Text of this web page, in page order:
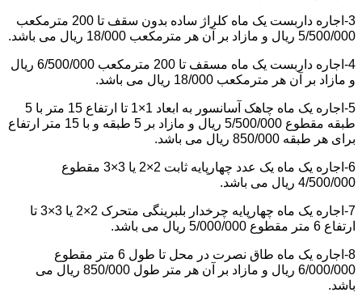
3-اجاره داربست یک ماه کلراژ ساده بدون سقف تا 200 مترمکعب
5/500/000 ریال و مازاد بر آن هر مترمکعب 18/000 ریال می باشد.
4-اجاره داربست یک ماه مسقف تا 200 مترمکعب 6/500/000 ریال
و مازاد بر آن هر مترمکعب 18/000 ریال می باشد.
5-اجاره یک ماه چاهک آسانسور به ابعاد 1×1 تا ارتفاع 15 متر با 5
طبقه مقطوع 5/500/000 ریال و مازاد بر 5 طبقه و با 15 متر ارتفاع
برای هر طبقه 850/000 ریال می باشد.
6-اجاره یک ماه یک عدد چهارپایه ثابت 2×2 یا 3×3 مقطوع
4/500/000 ریال می باشد.
7-اجاره یک ماه چهارپایه چرخدار بلبرینگی متحرک 2×2 یا 3×3 تا
ارتفاع 6 متر مقطوع 5/000/000 ریال می باشد.
8-اجاره یک ماه طاق نصرت در محل تا طول 6 متر مقطوع
6/000/000 ریال و مازاد بر آن هر متر طول 850/000 ریال می
باشد.